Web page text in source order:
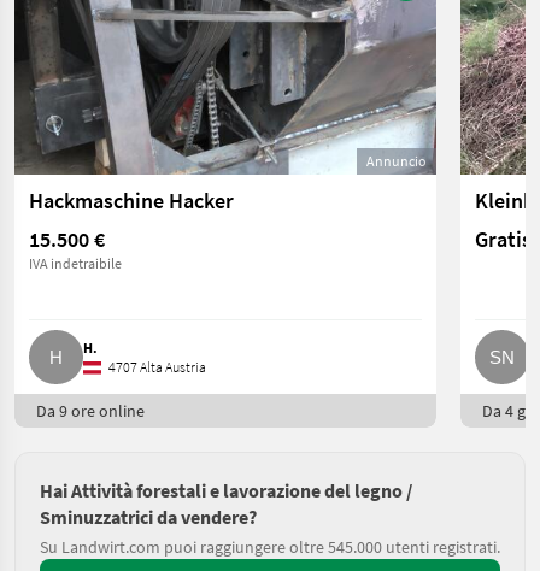
Annuncio
Hackmaschine Hacker
15.500 €
IVA indetraibile
H.
4707 Alta Austria
Da 9 ore online
Gratis
Da 4
Hai Attività forestali e lavorazione del legno /
Sminuzzatrici da vendere?
Su Landwirt.com puoi raggiungere oltre 545.000 utenti registrati.